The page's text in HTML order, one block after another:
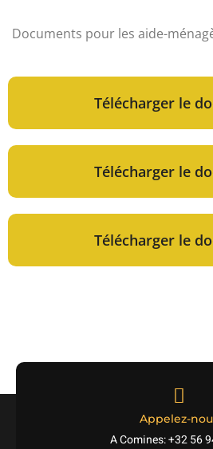
Documents pour les aide-
Télécharger le
Télécharger le
Télécharger le
Appelez-
A Comines: +32 56